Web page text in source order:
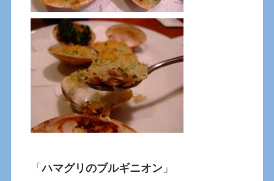
「ハマグリのブルギニオン 」